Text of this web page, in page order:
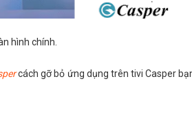
hình chính.
cách gỡ bỏ ứng dụng trên tivi Casper